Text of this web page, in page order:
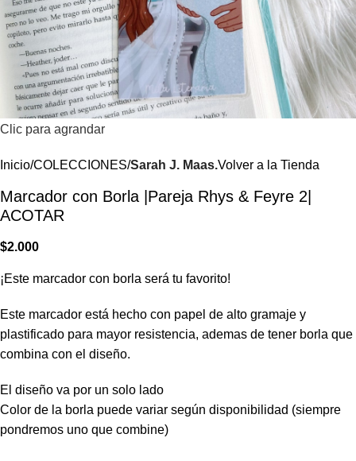
Clic para agrandar
Inicio COLECCIONES Sarah J. Maas.Volver a la Tienda
Marcador con Borla |Pareja Rhys & Feyre 2|
ACOTAR
$2.000
¡Este marcador con borla será tu favorito!
Este marcador está hecho con papel de alto gramaje y
plastificado para mayor resistencia, ademas de tener borla que
combina con el diseño.
El diseño va por un solo lado
Color de la borla puede variar según disponibilidad (siempre
pondremos uno que combine)